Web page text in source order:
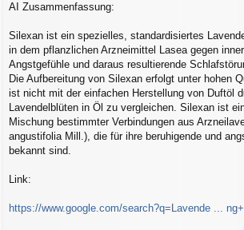
AI Zusammenfassung:
Silexan ist ein spezielles, standardisiertes
in dem pflanzlichen Arzneimittel Lasea gegen
Angstgefühle und daraus resultierende
Die Aufbereitung von Silexan erfolgt unter hohen
ist nicht mit der einfachen Herstellung von Duftöl
Lavendelblüten in Öl zu vergleichen. Silexan ist
Mischung bestimmter Verbindungen aus
angustifolia Mill.), die für ihre beruhigende und
bekannt sind.
Link:
https://www.google.com/search?q=Lavende ...